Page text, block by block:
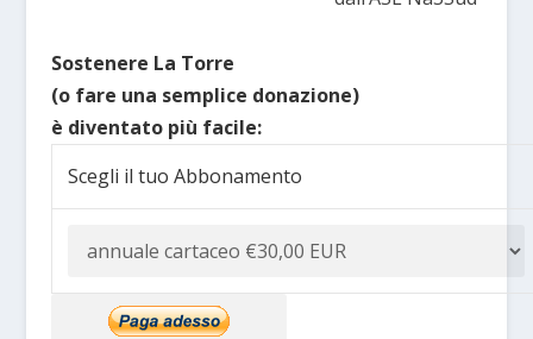
Sostenere La Torre
(o fare una semplice donazione)
è diventato più facile:
Scegli il tuo Abbonamento